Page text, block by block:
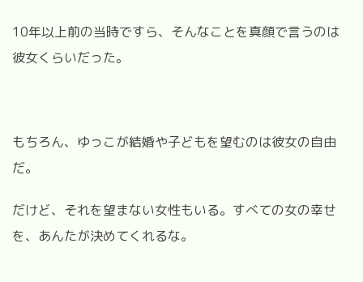
10年以上前の当時ですら、そんなことを真顔で言うのは
彼女くらいだった。
もちろん、ゆっこが結婚や子どもを望むのは彼女の自由
だ。
だけど、それを望まない女性もいる。すべての女の幸せ
を、あんたが決めてくれるな。